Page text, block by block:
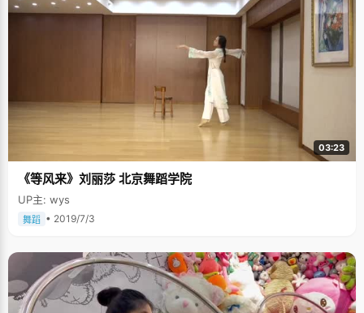
03:23
《等风来》刘丽莎 北京舞蹈学院
UP主: wys
舞蹈 • 2019/7/3